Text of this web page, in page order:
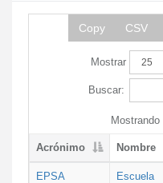
Copy CSV
Mostrar
Buscar:
Acrónimo Nombre
EPSA
Escuela